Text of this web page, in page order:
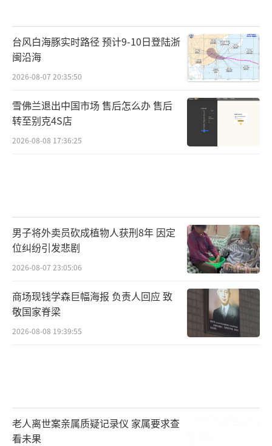
台风白海豚实时路径 预计9-10日登陆浙
闽沿海
2026-08-07 20:35:50
雪佛兰退出中国市场 售后怎么办 售后
转至别克4S店
2026-08-08 17:36:25
男子将外卖员砍成植物人获刑8年 因定
位纠纷引发悲剧
2026-08-07 23:05:06
商场现钱学森巨幅海报 负责人回应 致
敬国家脊梁
2026-08-08 19:39:55
老人离世案亲属质疑记录仪 家属要求查
看未果